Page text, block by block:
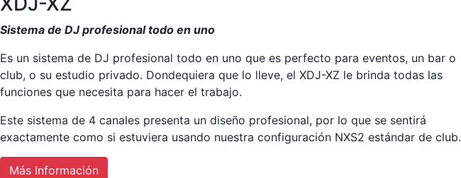
Sistema de DJ profesional todo en uno
Es un sistema de DJ profesional todo en uno que es perfecto para eventos, un bar o
club, o su estudio privado. Dondequiera que lo lleve, el XDJ-XZ le brinda todas las
funciones que necesita para hacer el trabajo.
Este sistema de 4 canales presenta un diseño profesional, por lo que se sentirá
exactamente como si estuviera usando nuestra configuración NXS2 estándar de club.
Más Información